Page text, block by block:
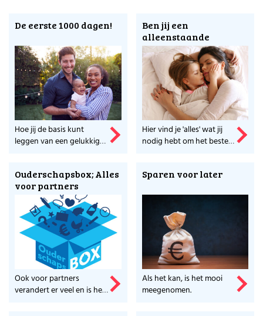
De eerste 1000 dagen!
Hoe jij de basis kunt
leggen van een gelukkig
Ben jij een
alleenstaande
moeder?
Hier vind je 'alles' wat jij
nodig hebt om het beste
Ouderschapsbox; Alles
voor partners
Ook voor partners
verandert er veel en is het
Sparen voor later
Als het kan, is het mooi
meegenomen.